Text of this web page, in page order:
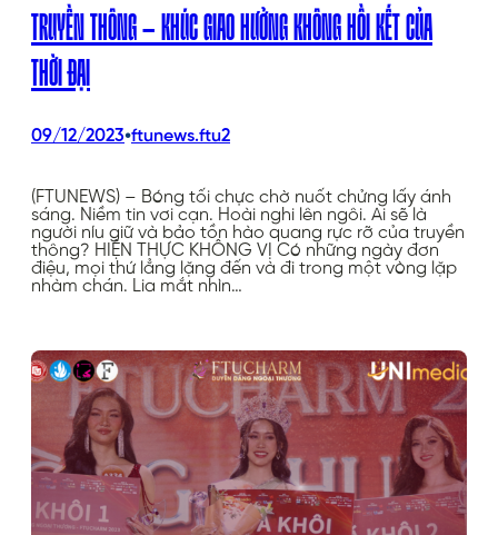
TRUYỀN THÔNG – KHÚC GIAO HƯỞNG KHÔNG HỒI KẾT CỦA
THỜI ĐẠI
09/12/2023•ftunews.ftu2
(FTUNEWS) – Bóng tối chực chờ nuốt chửng lấy ánh
sáng. Niềm tin vơi cạn. Hoài nghi lên ngôi. Ai sẽ là
người níu giữ và bảo tồn hào quang rực rỡ của truyền
thông? HIỆN THỰC KHÔNG VỊ Có những ngày đơn
điệu, mọi thứ lẳng lặng đến và đi trong một vòng lặp
nhàm chán. Lia mắt nhìn…